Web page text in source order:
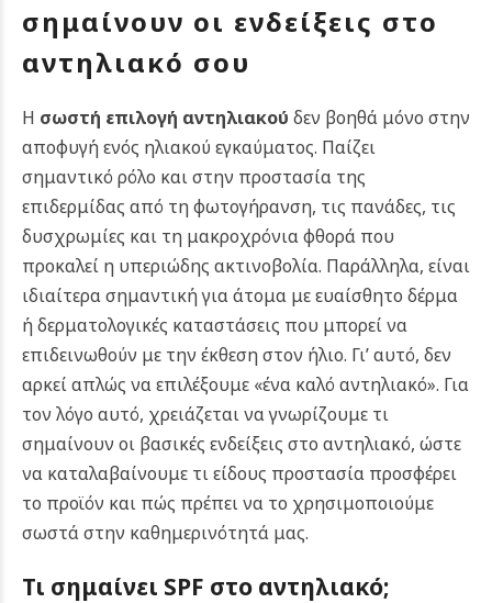
σημαίνουν οι ενδείξεις στο
αντηλιακό σου
Η σωστή επιλογή αντηλιακού δεν βοηθά μόνο στην
αποφυγή ενός ηλιακού εγκαύματος. Παίζει
σημαντικό ρόλο και στην προστασία της
επιδερμίδας από τη φωτογήρανση, τις πανάδες, τις
δυσχρωμίες και τη μακροχρόνια φθορά που
προκαλεί η υπεριώδης ακτινοβολία. Παράλληλα, είναι
ιδιαίτερα σημαντική για άτομα με ευαίσθητο δέρμα
ή δερματολογικές καταστάσεις που μπορεί να
επιδεινωθούν με την έκθεση στον ήλιο. Γι’ αυτό, δεν
αρκεί απλώς να επιλέξουμε «ένα καλό αντηλιακό». Για
τον λόγο αυτό, χρειάζεται να γνωρίζουμε τι
σημαίνουν οι βασικές ενδείξεις στο αντηλιακό, ώστε
να καταλαβαίνουμε τι είδους προστασία προσφέρει
το προϊόν και πώς πρέπει να το χρησιμοποιούμε
σωστά στην καθημερινότητά μας.
Τι σημαίνει SPF στο αντηλιακό;